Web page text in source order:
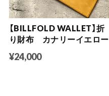
【BILLFOLD WALLET】折
り財布 カナリーイエロー
¥24,000